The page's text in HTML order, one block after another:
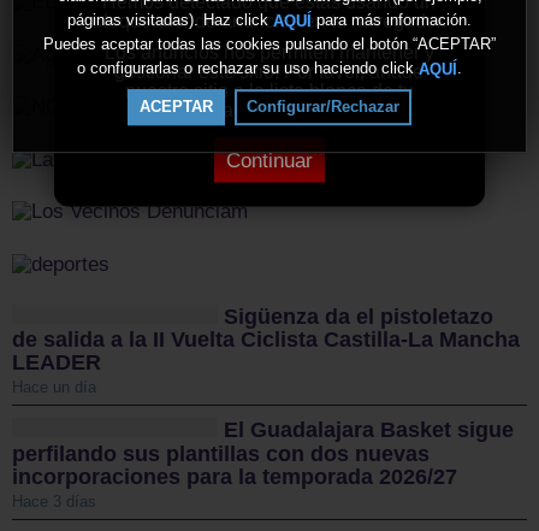
bloqueador de anuncios en tu navegador.
Los anuncios nos permiten mantener y
gestionar este sitio. Por favor, añade
nuestro sitio a la lista blanca de tu
bloqueador de anuncios.
Continuar
páginas visitadas). Haz click AQUÍ para más información.
Puedes aceptar todas las cookies pulsando el botón “ACEPTAR”
o configurarlas o rechazar su uso haciendo click AQUÍ .
ACEPTAR Configurar/Rechazar
Sigüenza da el pistoletazo
de salida a la II Vuelta Ciclista Castilla-La Mancha
LEADER
Hace un día
El Guadalajara Basket sigue
perfilando sus plantillas con dos nuevas
incorporaciones para la temporada 2026/27
Hace 3 días